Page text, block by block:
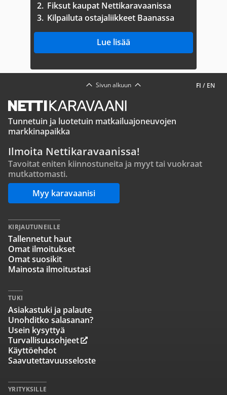
2. Fiksut kaupat Nettikaravaanissa
3. Kilpailuta ostajaliikkeet Baanassa
Lue lisää
FI / EN
Sivun alkuun
Tunnetuin ja luotetuin matkailuajoneuvojen
markkinapaikka
Ilmoita Nettikaravaanissa!
Tavoitat eniten kiinnostuneita ja myyt tai vuokraat
mutkattomasti.
Myy karavaanisi
KIRJAUTUNEILLE
Tallennetut haut
Omat ilmoitukset
Omat suosikit
Mainosta ilmoitustasi
TUKI
Asiakastuki ja palaute
Unohditko salasanan?
Usein kysyttyä
Turvallisuusohjeet
Käyttöehdot
Saavutettavuusseloste
YRITYKSILLE